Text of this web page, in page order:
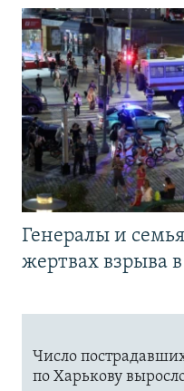
Генералы и
жертвах взрыва